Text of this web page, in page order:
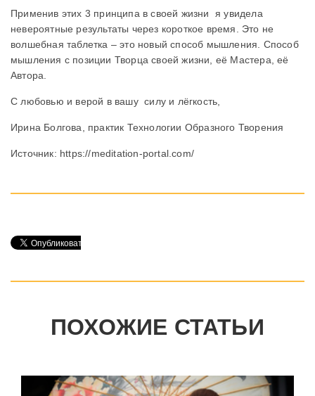
Применив этих 3 принципа в своей жизни я увидела
невероятные результаты через короткое время. Это не
волшебная таблетка – это новый способ мышления. Способ
мышления с позиции Творца своей жизни, её Мастера, её
Автора.
С любовью и верой в вашу силу и лёгкость,
Ирина Болгова, практик Технологии Образного Творения
Источник: https://meditation-portal.com/
ПОХОЖИЕ СТАТЬИ